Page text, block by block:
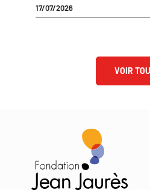
17/07/2026
VOIR